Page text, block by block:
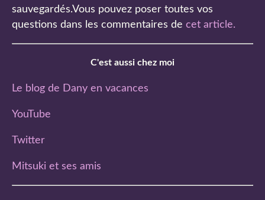
sauvegardés.Vous pouvez poser toutes vos
questions dans les commentaires de cet article.
C'est aussi chez moi
Le blog de Dany en vacances
YouTube
Twitter
Mitsuki et ses amis